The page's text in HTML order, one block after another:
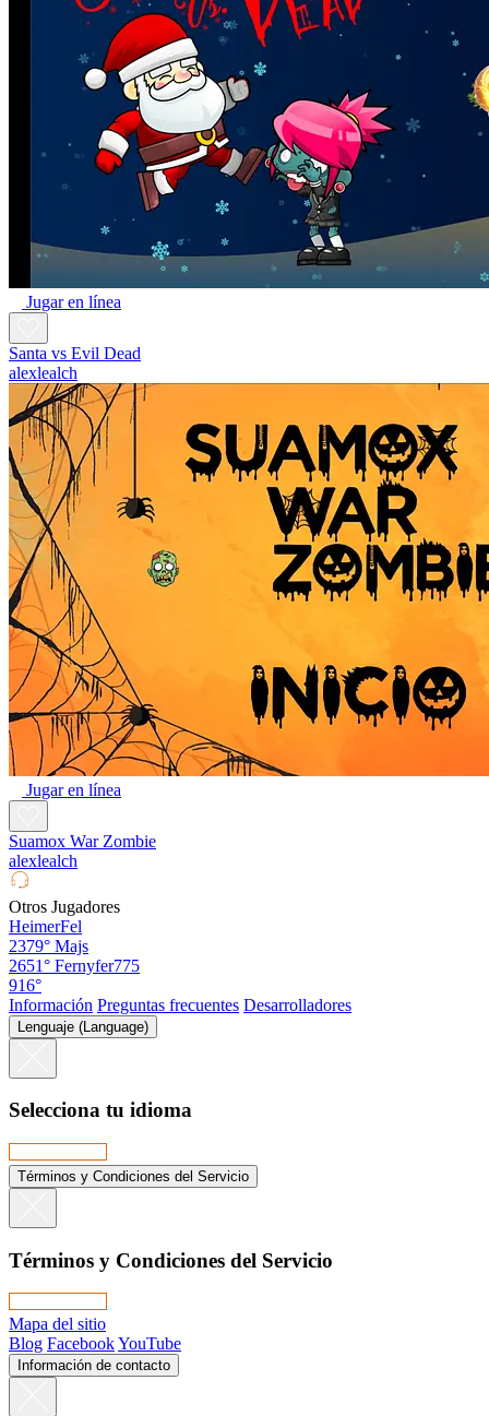
Jugar en línea
Santa vs Evil Dead
alexlealch
Jugar en línea
Suamox War Zombie
alexlealch
Otros Jugadores
HeimerFel
2379° Majs
2651° Fernyfer775
916°
Información Preguntas frecuentes Desarrolladores
Lenguaje (Language)
Selecciona tu idioma
Términos y Condiciones del Servicio
Términos y Condiciones del Servicio
Mapa del sitio
Blog FacebookYouTube
Información de contacto